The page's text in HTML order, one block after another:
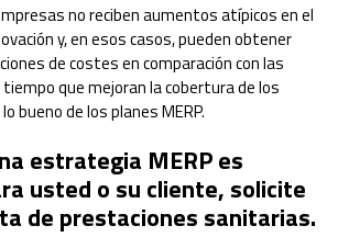
no reciben aumentos atípicos en el
y, en esos casos, pueden obtener
de costes en comparación con las
que mejoran la cobertura de los
bueno de los planes MERP.
estrategia MERP es
usted o su cliente, solicite
de prestaciones sanitarias.